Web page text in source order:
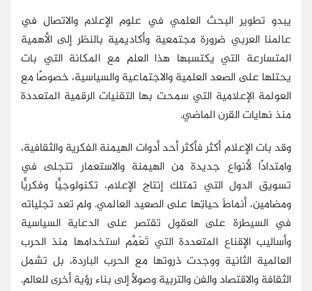
يبدو تطوير البحث العلمي في علوم الإعلام والاتصال في
عالمنا العربي ضرورة مجتمعية وأكاديمية بالنظر إلى الأهمية
المتسارعة التي يكتسبها هذا العلم مع المكانة التي بات
يحتلها على الصعد العلمية والاجتماعية والسياسية، خصوصًا مع
العولمة الإعلامية التي سمحت بها التقنيات الرقمية المتعددة
منذ نهايات القرن الماضي.
وقد بات الإعلام أكثر فأكثر أحد أدوات الهيمنة الفكرية والثقافية،
وامتدادًا لأنواع جديدة من الهيمنة والاستعمار تتجلى في
تسويق الدول التي تمتلك إنتاج الإعلام، تكنولوجيًّا وفكريًّا
ومضامين، أنماطَ حياتِها على الصعيد العالمي. ولم تعد تجلياته
في السيطرة على العقول تقتصر على الدعاية السياسية
وأساليب الإقناع المتعددة التي تَعَمَّم استخدامها منذ الحرب
العالمية الثانية ووجدت ذروتها مع الحرب الباردة، بل تشمل
الثقافة والاقتصاد والفن والتربية وصولًا إلى بناء رؤية أخرى للعالم.